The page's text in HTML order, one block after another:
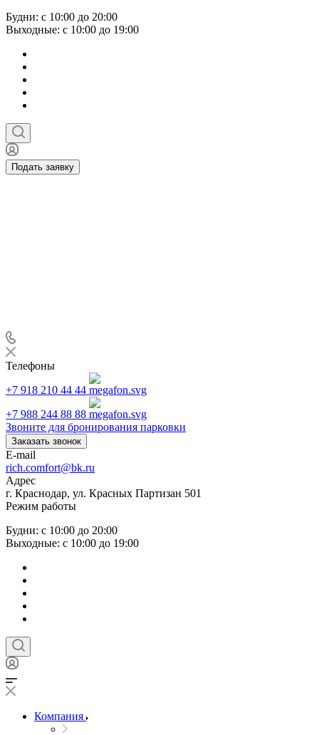
Будни: с 10:00 до 20:00
Выходные: с 10:00 до 19:00
Подать заявку
Телефоны
+7 918 210 44 44
+7 988 244 88 88
Звоните для бронирования парковки
Заказать звонок
E-mail
rich.comfort@bk.ru
Адрес
г. Краснодар, ул. Красных Партизан 501
Режим работы
Будни: с 10:00 до 20:00
Выходные: с 10:00 до 19:00
Компания